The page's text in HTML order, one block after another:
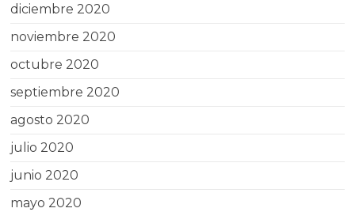
diciembre 2020
noviembre 2020
octubre 2020
septiembre 2020
agosto 2020
julio 2020
junio 2020
mayo 2020